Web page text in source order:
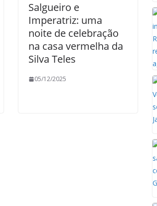
Salgueiro e
Imperatriz: uma
noite de celebração
na casa vermelha da
Silva Teles
05/12/2025